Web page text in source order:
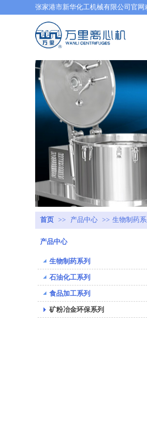
张家港市新华化工机械有限公司官网
首页 >> 产品中心 >> 生物制药系
产品中心
生物制药系列
石油化工系列
食品加工系列
矿粉冶金环保系列